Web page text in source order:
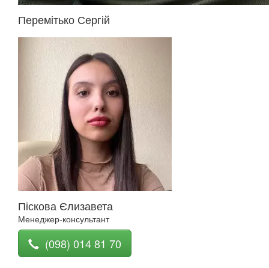
Перемітько Сергій
Піскова Єлизавета
Менеджер-консультант
(098) 014 81 70